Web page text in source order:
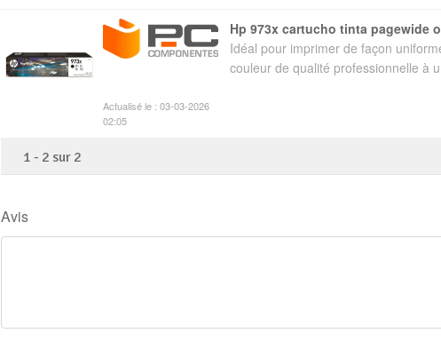
Actualisé le : 03-03-2026
02:05
hp 973x cartucho tinta pagewide
Idéal pour imprimer de façon
couleur de qualité professionnelle à
1 - 2 sur 2
Avis